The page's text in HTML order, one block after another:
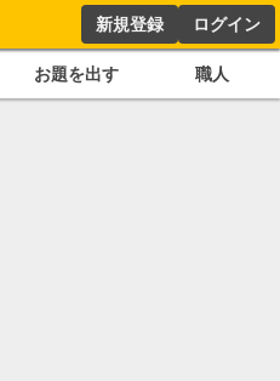
新規登録 ログイン
お題を出す 職人